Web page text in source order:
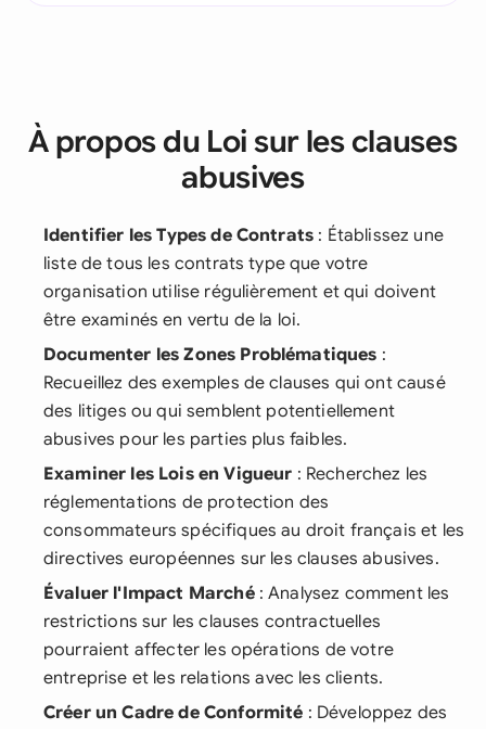
À propos du Loi sur les clauses
abusives
Identifier les Types de Contrats : Établissez une
liste de tous les contrats type que votre
organisation utilise régulièrement et qui doivent
être examinés en vertu de la loi.
Documenter les Zones Problématiques :
Recueillez des exemples de clauses qui ont causé
des litiges ou qui semblent potentiellement
abusives pour les parties plus faibles.
Examiner les Lois en Vigueur : Recherchez les
réglementations de protection des
consommateurs spécifiques au droit français et les
directives européennes sur les clauses abusives.
Évaluer l'Impact Marché: Analysez comment les
restrictions sur les clauses contractuelles
pourraient affecter les opérations de votre
entreprise et les relations avec les clients.
Créer un Cadre de Conformité : Développez des